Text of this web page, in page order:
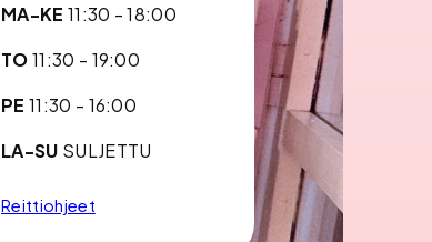
MA-KE 11:30 - 18:00
TO11:30 - 19:00
PE 11:30 - 16:00
LA-SU SULJETTU
Reittiohjeet